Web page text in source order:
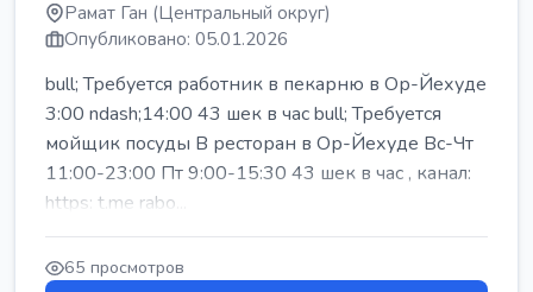
Рамат Ган (Центральный округ)
Опубликовано: 05.01.2026
bull; Требуется работник в пекарню в Ор-Йехуде
3:00 ndash;14:00 43 шек в час bull; Требуется
мойщик посуды В ресторан в Ор-Йехуде Вс-Чт
11:00-23:00 Пт 9:00-15:30 43 шек в час , канал:
https: t.me rabo...
65 просмотров